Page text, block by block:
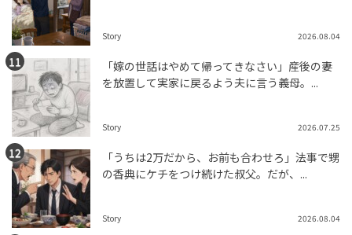
Story 2026.08.04
「嫁の世話はやめて帰ってきなさい」産後の妻
を放置して実家に戻るよう夫に言う義母。...
Story 2026.07.25
「うちは2万だから、お前も合わせろ」法事で甥
の香典にケチをつけ続けた叔父。だが、...
Story 2026.08.04